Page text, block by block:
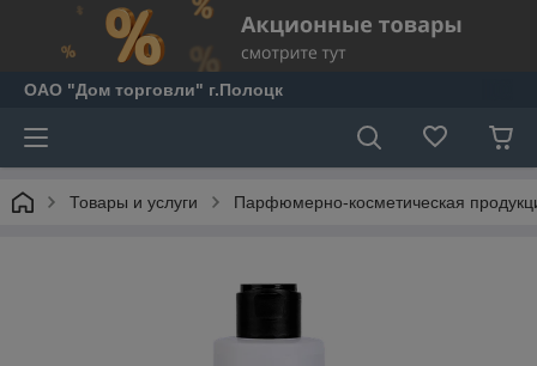
ОАО "Дом торговли" г.Полоцк
Товары и услуги Парфюмерно-косметическая